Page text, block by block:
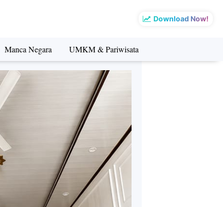
Download Now!
Manca Negara UMKM & Pariwisata
Manca Negara